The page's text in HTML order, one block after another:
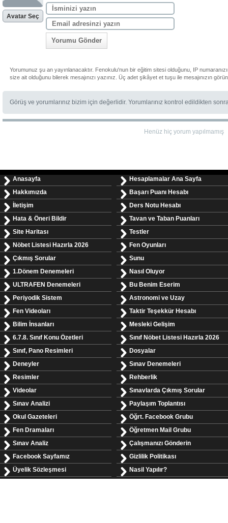
Avatar Seç
Yorumu Gönder
Yorumunuz şu an yayınlanacaktır. Fenokulu'nun bir eğitim sitesi olduğunu, IP
size ait olduğunu bilerek mesajınızı yazınız. Üç adet şikâyet et tuşu ile mesajınızın
Görüş ve yorumlarınız bizim için değerlidir. Yorumlarınız kontrol edildikten
Henüz hiç yorum yapılmamış
Anasayfa
Hakkımızda
İletişim
Hata & Öneri Bildir
Site Haritası
Nöbet Listesi Hazırla 2026
Çıkmış Sorular
1.Dönem Denemeleri
ULTRAFEN Denemeleri
Periyodik Sistem
Fen Videoları
Bilim İnsanları
6.7.8. Sınıf Konu Özetleri
Sınıf, Pano Resimleri
Deneyler
Resimler
Videolar
Sınav Analizi
Okul Gazeteleri
Fen Dramaları
Sınav Analiz
Facebook Sayfamız
Üyelik Sözleşmesi
Hesaplamalar Ana Sayfa
Başarı Puanı Hesabı
Ders Notu Hesabı
Tavan ve Taban Puanları
Testler
Fen Oyunları
Sunu
Nasıl Oluyor
Bu Benim Eserim
Astronomi ve Uzay
Taktir Teşekkür Hesabı
Mesleki Gelişim
Sınıf Nöbet Listesi Hazırla 2026
Dosyalar
Sınav Denemeleri
Rehberlik
Sınavlarda Çıkmış Sorular
Paylaşım Toplantısı
Öğrt. Facebook Grubu
Öğretmen Mail Grubu
Çalışmanızı Gönderin
Gizlilik Politikası
Nasil Yapılır?